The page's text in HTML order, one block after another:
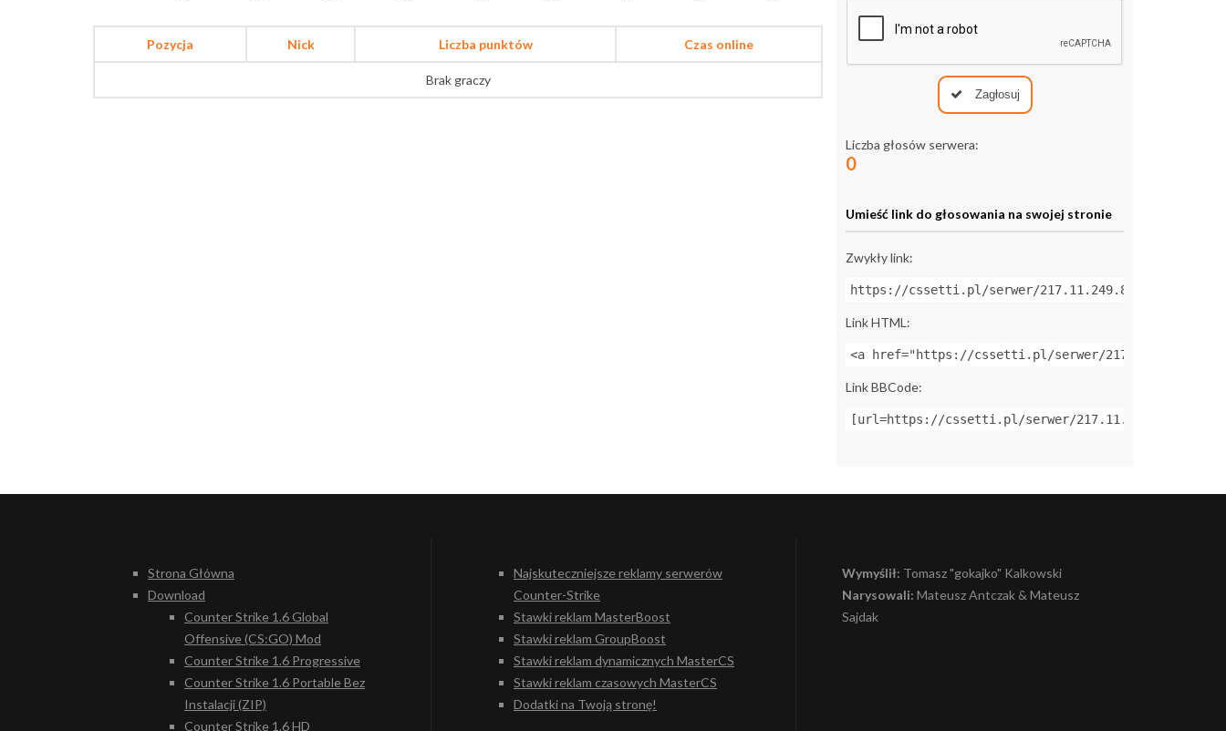
Pozycja Nick Liczba punktów Czas online
Brak graczy
Zagłosuj
Liczba głosów serwera:
0
Umieść link do głosowania na swojej stronie
Zwykły link:
https://cssetti.pl/serwer/217.11.249.84:27445
Link HTML:
<a href="https://cssetti.pl/serwer/
Link BBCode:
[url=https://cssetti.pl/serwer/
Strona Główna
Download
Counter Strike 1.6 Global
Offensive (CS:GO) Mod
Counter Strike 1.6 Progressive
Counter Strike 1.6 Portable Bez
Instalacji (ZIP)
Counter Strike 1.6 HD
Najskuteczniejsze reklamy serwerów
Counter-Strike
Stawki reklam MasterBoost
Stawki reklam GroupBoost
Stawki reklam dynamicznych MasterCS
Stawki reklam czasowych MasterCS
Dodatki na Twoją stronę!
Wymyślił: Tomasz "gokajko" Kalkowski
Narysowali: Mateusz Antczak & Mateusz
Sajdak